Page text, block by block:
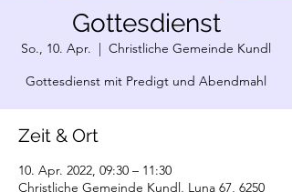
Gottesdienst
So., 10. Apr.
  |
Christliche Gemeinde Kundl
Gottesdienst mit Predigt und Abendmahl
Zeit & Ort
10. Apr. 2022, 09:30 – 11:30
Christliche Gemeinde Kundl, Luna 67, 6250